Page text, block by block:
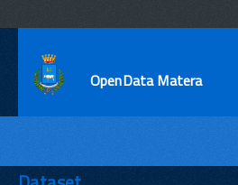
OpenData Matera
ENTI